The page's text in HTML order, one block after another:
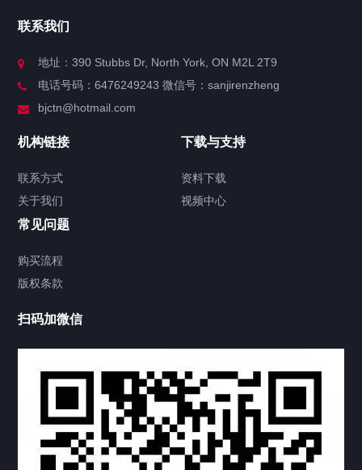
服务分类
签署类文件海牙认证程序费用
视频中心
热门标签 TAG
机构链接
联系方式 关于我们
联系我们
地址：390 Stubbs Dr, North York, ON M2L 2T9
电话号码：6476249243 微信号：sanjirenzheng
bjctn@hotmail.com
机构链接
联系方式
关于我们
下载与支持
资料下载
视频中心
常见问题
购买流程
版权条款
扫码加微信